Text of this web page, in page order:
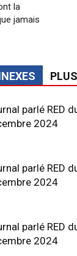
la
jamais
parlé RED
2024
parlé RED
2024
parlé RED
2024